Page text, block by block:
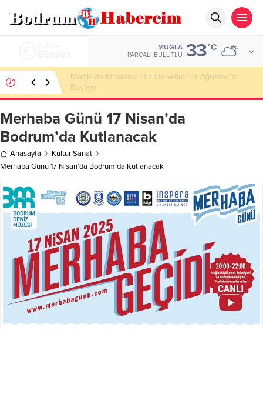
MUĞLA
PARÇALI BULUTLU 33°C
Ankara; “Bodrum’un misyonu, mottosu, vizyonu;
genç oyuncuları parlatıp onlara kariyer
kazandırmak”
Merhaba Günü 17 Nisan’da
Bodrum’da Kutlanacak
Anasayfa
Kültür Sanat
Merhaba Günü 17 Nisan’da Bodrum’da Kutlanacak